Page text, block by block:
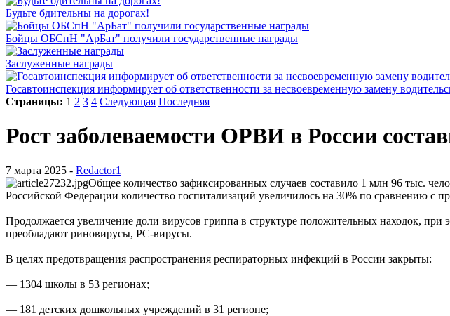
Будьте бдительны на дорогах!
Бойцы ОБСпН "АрБат" получили государственные награды
Заслуженные награды
Госавтоинспекция информирует об ответственности за несвоевременную замену
Страницы: 1 2 3 4 Следующая Последняя
Рост заболеваемости ОРВИ в России
7 марта 2025 - Redactor1
Общее количество зафиксированных случаев составило 1 млн 96 тыс.
Российской Федерации количество госпитализаций увеличилось на 30% по сравнению с
Продолжается увеличение доли вирусов гриппа в структуре положительных находок,
преобладают риновирусы, РС-вирусы.
В целях предотвращения распространения респираторных инфекций в России закрыты:
— 1304 школы в 53 регионах;
— 181 детских дошкольных учреждений в 31 регионе;